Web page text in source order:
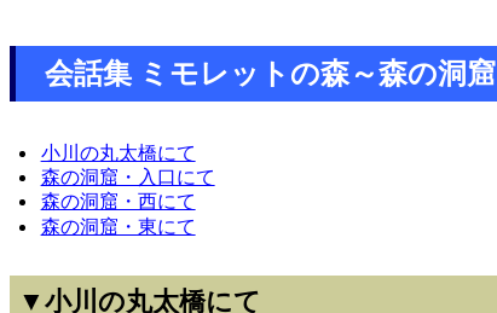
会話集 ミモレットの森～森の洞窟
小川の丸太橋にて
森の洞窟・入口にて
森の洞窟・西にて
森の洞窟・東にて
▼小川の丸太橋にて